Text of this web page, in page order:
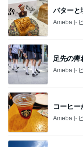
バターと
Amebaト
足先の
Amebaト
コーヒ
Amebaト